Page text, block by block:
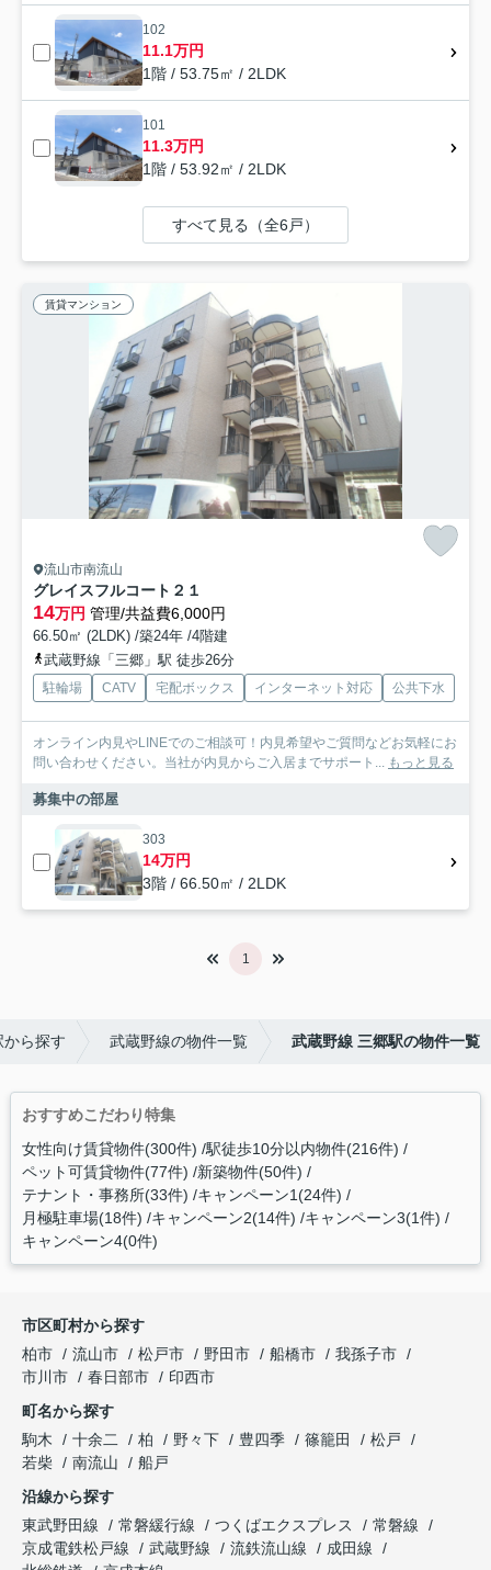
102
11.1万円
1階 / 53.75㎡ / 2LDK
101
11.3万円
1階 / 53.92㎡ / 2LDK
すべて見る（全6戸）
賃貸マンション
流山市南流山
グレイスフルコート２１
14万円 管理/共益費6,000円
66.50㎡ (2LDK) /築24年 /4階建
武蔵野線「三郷」駅 徒歩26分
駐輪場 CATV 宅配ボックス インターネット対応 公共下水
オンライン内見やLINEでのご相談可！内見希望やご質問などお気軽にお
問い合わせください。当社が内見からご入居までサポート... もっと見る
募集中の部屋
303
14万円
3階 / 66.50㎡ / 2LDK
1
ら探す 武蔵野線の物件一覧 武蔵野線 三郷駅の物件一覧
おすすめこだわり特集
女性向け賃貸物件(300件) 駅徒歩10分以内物件(216件)
ペット可賃貸物件(77件) 新築物件(50件)
テナント・事務所(33件) キャンペーン1(24件)
月極駐車場(18件) キャンペーン2(14件) キャンペーン3(1件)
キャンペーン4(0件)
市区町村から探す
柏市
流山市 松戸市 野田市 船橋市
我孫子市
市川市
春日部市
印西市
町名から探す
駒木
十余二 柏 野々下 豊四季 篠籠田
松戸
若柴
南流山
船戸
沿線から探す
東武野田線
常磐緩行線 つくばエクスプレス
常磐線
京成電鉄松戸線
武蔵野線 流鉄流山線
成田線